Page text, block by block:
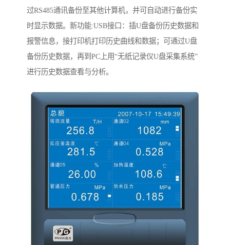
过RS485通讯备份至其他计算机，并可自动进行备份实
时显示数据。新功能:USB接口：插U盘备份历史数据和
报警信息，接打印机打印历史曲线和数据；可通过U盘
备份历史数据，再到PC上用“无纸记录仪U盘采集系统”
进行历史数据查看与分析。